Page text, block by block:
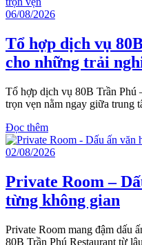
06/08/2026
Tổ hợp dịch vụ
cho những trải
Tổ hợp dịch vụ 80B Trần Phú
trọn vẹn nằm ngay giữa
Đọc thêm
02/08/2026
Private Room –
từng không gian
Private Room mang đậm dấu
80B Trần Phú Restaurant từ